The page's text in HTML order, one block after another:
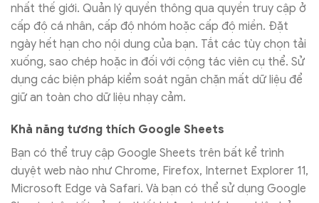
nhất thế giới. Quản lý quyền thông qua quyền truy cập ở
cấp độ cá nhân, cấp độ nhóm hoặc cấp độ miền. Đặt
ngày hết hạn cho nội dung của bạn. Tắt các tùy chọn tải
xuống, sao chép hoặc in đối với cộng tác viên cụ thể. Sử
dụng các biện pháp kiểm soát ngăn chặn mất dữ liệu để
giữ an toàn cho dữ liệu nhạy cảm.
Khả năng tương thích Google Sheets
Bạn có thể truy cập Google Sheets trên bất kể trình
duyệt web nào như Chrome, Firefox, Internet Explorer 11,
Microsoft Edge và Safari. Và bạn có thể sử dụng Google